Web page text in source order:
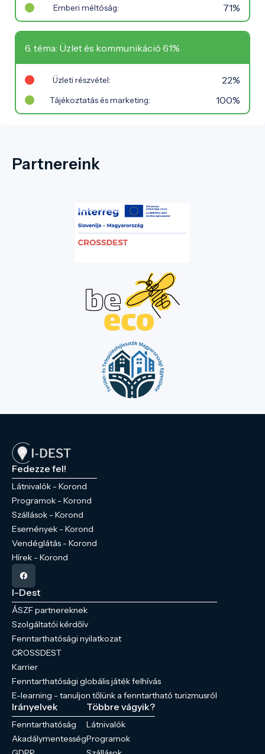
Emberi méltóság: 71%
6. téma: Üzlet és kommunikáció 61%
Üzleti részvétel: 22%
Tájékoztatás és marketing: 100%
Partnereink
Fedezze fel!
Látnivalók - Korond
Programok - Korond
Szállások - Korond
Események - Korond
Vendéglátás - Korond
Hírek - Korond
I-Dest
ÁSZF partnereknek
Szolgáltatói kérdőív
Fenntarthatósági nyilatkozat
CROSSDEST
Karrier
Fenntarthatósági globális játék felhívás
E-learning - tanuljon tőlünk a fenntartható turizmusról
Irányelvek
Fenntarthatóság
Akadálymentesség
Többre vágyik?
Látnivalók
Programok